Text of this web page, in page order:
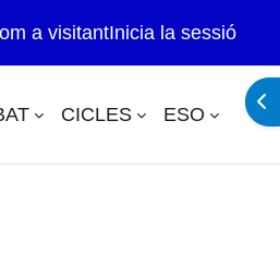
a visitantInicia la sessió
CICLES ESO